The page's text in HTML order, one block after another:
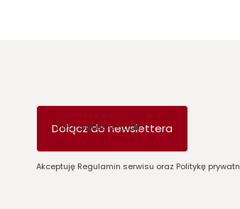
Twój adres e-mail
Dołącz do newslettera
Akceptuję Regulamin serwisu oraz Politykę